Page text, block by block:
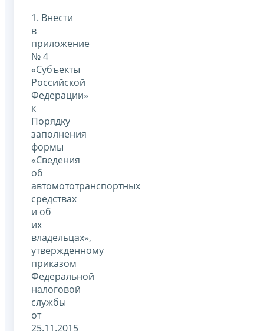
1. Внести
в
приложение
№ 4
«Субъекты
Российской
Федерации»
к
Порядку
заполнения
формы
«Сведения
об
автомототранспортных
средствах
и об
их
владельцах»,
утвержденному
приказом
Федеральной
налоговой
службы
от
25.11.2015